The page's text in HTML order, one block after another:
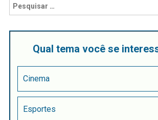
Qual tema você se
Cinema
Esportes